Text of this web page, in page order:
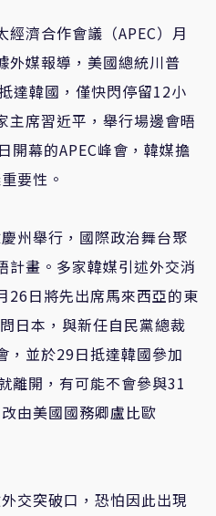
濟合作會議（APEC）月
外媒報導，美國總統川普
達韓國，僅快閃停留12小
主席習近平，舉行場邊會晤
開幕的APEC峰會，韓媒擔
要性。
州舉行，國際政治舞台聚
計畫。多家韓媒引述外交消
26日將先出席馬來西亞的東
日本，與新任自民黨總裁
，並於29日抵達韓國參加
離開，有可能不會參與31
由美國國務卿盧比歐
交突破口，恐怕因此出現